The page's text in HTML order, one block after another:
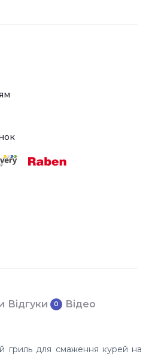
Відгуки 0
Відео
гриль для смаження курей на